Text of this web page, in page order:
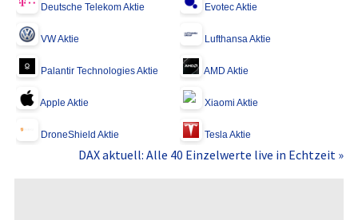
Deutsche Telekom Aktie Evotec Aktie
VW Aktie Lufthansa Aktie
Palantir Technologies Aktie AMD Aktie
Apple Aktie Xiaomi Aktie
DroneShield Aktie Tesla Aktie
DAX aktuell: Alle 40 Einzelwerte live in Echtzeit »